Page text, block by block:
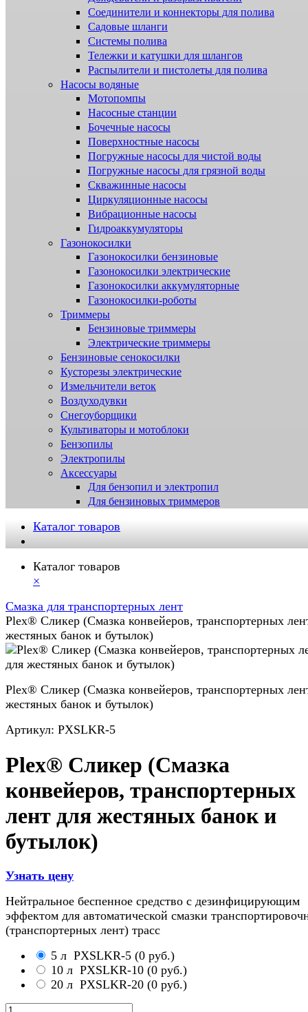
Соединители и коннекторы для полива
Садовые шланги
Системы полива
Тележки и катушки для шлангов
Распылители и пистолеты для полива
Насосы водяные
Мотопомпы
Насосные станции
Бочечные насосы
Поверхностные насосы
Погружные насосы для чистой воды
Погружные насосы для грязной воды
Скважинные насосы
Циркуляционные насосы
Вибрационные насосы
Гидроаккумуляторы
Газонокосилки
Газонокосилки бензиновые
Газонокосилки электрические
Газонокосилки аккумуляторные
Газонокосилки-роботы
Триммеры
Бензиновые триммеры
Электрические триммеры
Бензиновые сенокосилки
Кусторезы электрические
Измельчители веток
Воздуходувки
Снегоуборщики
Культиваторы и мотоблоки
Бензопилы
Электропилы
Аксессуары
Для бензопил и электропил
Для бензиновых триммеров
Каталог товаров
Каталог товаров
×
Смазка для транспортерных лент
Plex® Сликер (Смазка конвейеров, транспортерных
жестяных банок и бутылок)
Plex® Сликер (Смазка конвейеров, транспортерных
жестяных банок и бутылок)
Артикул: PXSLKR-5
Plex® Сликер (Смазка
конвейеров, транспортерных
лент для жестяных банок и
бутылок)
Узнать цену
​Нейтральное беспенное средство с дезинфицирующим
эффектом для автоматической смазки
(транспортерных лент) трасс
5 л PXSLKR-5 (0 руб.)
10 л PXSLKR-10 (0 руб.)
20 л PXSLKR-20 (0 руб.)